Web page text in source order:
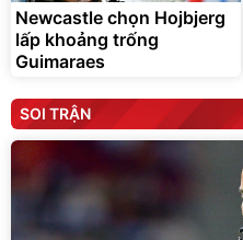
Newcastle chọn Hojbjerg
lấp khoảng trống
Guimaraes
SOI TRẬN